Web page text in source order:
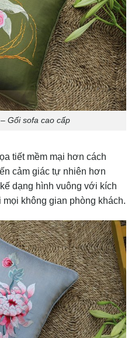
Gối sofa cao cấp
tiết mềm mại hơn cách
cảm giác tự nhiên hơn
dạng hình vuông với kích
không gian phòng khách.